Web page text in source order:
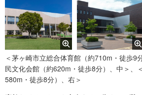
＜茅ヶ崎市立総合体育館（約710m・徒歩9
民文化会館（約620m・徒歩8分）、中＞、
580m・徒歩8分）、右＞